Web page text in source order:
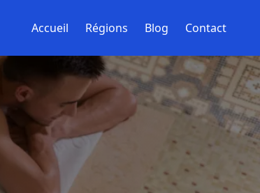
Accueil Régions Blog Contact